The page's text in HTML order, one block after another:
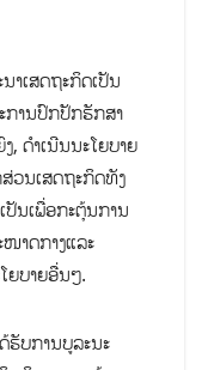
າເສດຖະກິດເປັນ
ການປົກປັກຮັກສາ
ດຳເນີນນະໂຍບາຍ
ວນເສດຖະກິດທັງ
ປັນເພື່ອກະຕຸ້ນການ
າດກາງແລະ
ຍບາຍອື່ນໆ.
ບການບູລະນະ